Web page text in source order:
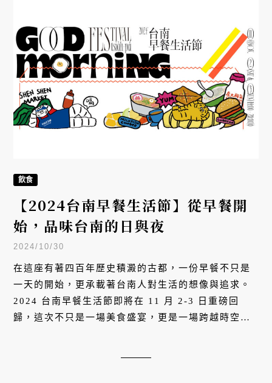
飲食
【2024台南早餐生活節】從早餐開
始，品味台南的日與夜
2024/10/30
在這座有著四百年歷史積澱的古都，一份早餐不只是
一天的開始，更承載著台南人對生活的想像與追求。
2024 台南早餐生活節即將在 11 月 2-3 日重磅回
歸，這次不只是一場美食盛宴，更是一場跨越時空與